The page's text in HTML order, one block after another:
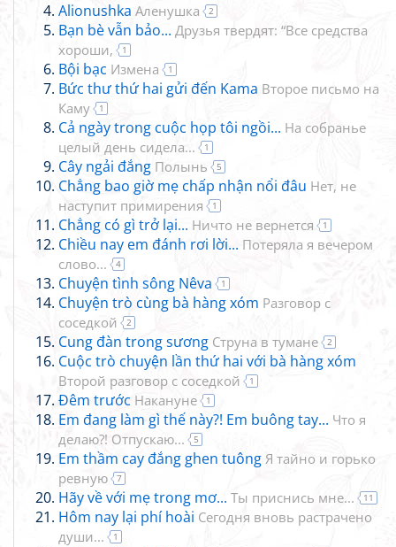
Alionushka Аленушка 2
Bạn bè vẫn bảo... Друзья твердят: “Все средства
хороши,
1
Bội bạc Измена 1
Bức thư thứ hai gửi đến Kama Второе письмо на
Каму
1
Cả ngày trong cuộc họp tôi ngồi... На собранье
целый день сидела...
1
Cây ngải đắng Полынь 5
Chẳng bao giờ mẹ chấp nhận nổi đâu Нет, не
наступит примирения
1
Chẳng có gì trở lại... Ничто не вернется 1
Chiều nay em đánh rơi lời... Потеряла я вечером
слово...
4
Chuyện tình sông Nêva 1
Chuyện trò cùng bà hàng xóm Разговор с
соседкой
2
Cung đàn trong sương Струна в тумане 2
Cuộc trò chuyện lần thứ hai với bà hàng xóm
Второй разговор с соседкой 1
Đêm trước Накануне 1
Em đang làm gì thế này?! Em buông tay... Что я
делаю?! Отпускаю...
5
Em thầm cay đắng ghen tuông Я тайно и горько
ревную
7
Hãy về với mẹ trong mơ... Ты приснись мне... 11
Hôm nay lại phí hoài Сегодня вновь растрачено
души...
1